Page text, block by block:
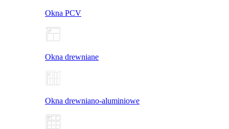
Okna PCV
Okna drewniane
Okna drewniano-aluminiowe